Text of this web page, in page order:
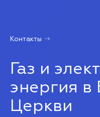
Контакты
Газ и
энергия в
Церкви